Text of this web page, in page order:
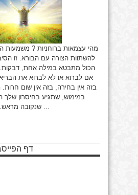
מהי עצמאות ברוחניות ? משמעות
להשתוות הצורה עם הבורא. זו
הכול מתבטא במילה אחת,
אם לברוא או לא לברוא את
בזה אין בחירה, בזה אין שום
במימוש, שתגיע בחיסרון שלך
שנקובה מראש. עצמאות היא בזה ...
דף